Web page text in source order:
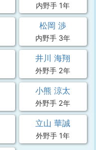
内野手 1年
松岡 渉
内野手 3年
井川 海翔
外野手 2年
小熊 涼太
外野手 2年
立山 華誠
外野手 1年